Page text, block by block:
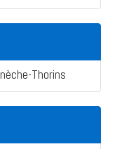
Thorins